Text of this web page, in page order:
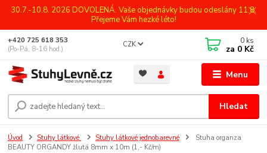
30.7.-10.8. 2026 DOVOLENÁ. Vaše objednávky budou odeslány 11.8.
Přejeme Vám hezké léto!
Menu
CZK
Hledat
+420 725 618 353
(Po-Pá, 8-16 hod.)
0 ks
za 0 Kč
Úvod Stuhy látkové Stuhy látkové jednobarevné
Stuha organza
BEAUTY ORGANDY žlutá 8mm x 10m (1,- Kč/m)